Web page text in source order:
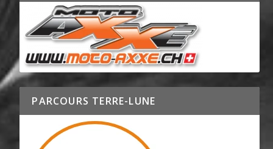
PARCOURS TERRE-LUNE